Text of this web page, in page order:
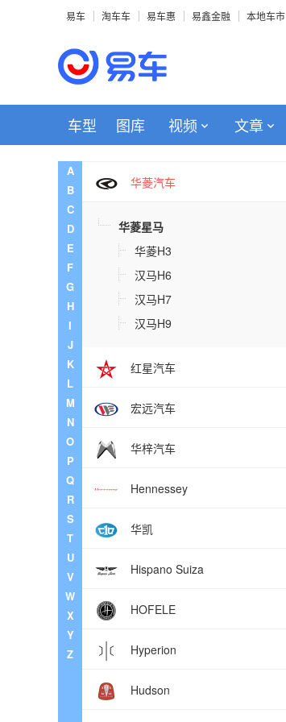
易车 淘车车 易车惠 易鑫金融 本地车市
车型 图库 视频 文章
A
B
C
D
E
F
G
H
I
J
K
L
M
N
O
P
Q
R
S
T
U
V
W
X
Y
Z
活越
赫菲特
颢屹汽车
华泰
华菱汽车
华菱星马
华菱H3
汉马H6
汉马H7
汉马H9
红星汽车
宏远汽车
华梓汽车
Hennessey
华凯
Hispano Suiza
HOFELE
Hyperion
Hudson